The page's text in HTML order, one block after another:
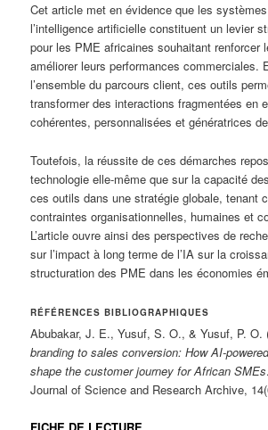
Cet article met en évidence que les
l’intelligence artificielle constituent un levier
pour les PME africaines souhaitant renforcer
améliorer leurs performances commerciales.
l’ensemble du parcours client, ces outils
transformer des interactions fragmentées en
cohérentes, personnalisées et génératrices
Toutefois, la réussite de ces démarches
technologie elle-même que sur la capacité
ces outils dans une stratégie globale, tenant
contraintes organisationnelles, humaines et
L’article ouvre ainsi des perspectives de
sur l’impact à long terme de l’IA sur la
structuration des PME dans les économies
RÉFÉRENCES BIBLIOGRAPHIQUES
Abubakar, J. E., Yusuf, S. O., & Yusuf, P. O.
branding to sales conversion: How AI-
shape the customer journey for African SMEs
Journal of Science and Research Archive,